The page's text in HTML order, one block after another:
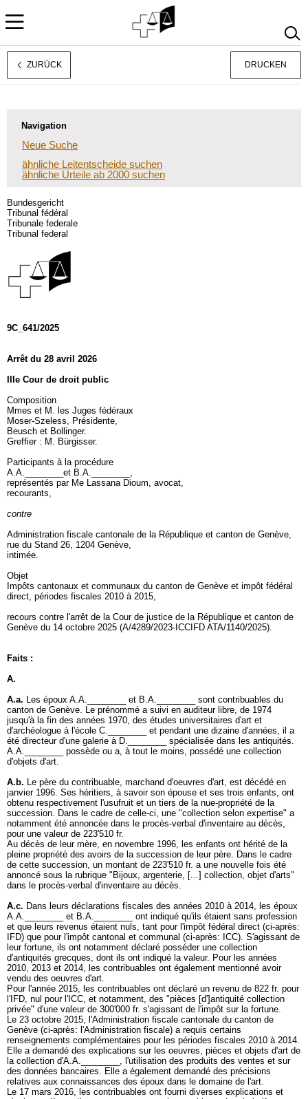
Rechtsprechung
ZURÜCK DRUCKEN
Navigation
Neue Suche
ähnliche Leitentscheide suchen
ähnliche Urteile ab 2000 suchen
Bundesgericht
Tribunal fédéral
Tribunale federale
Tribunal federal
9C_641/2025
Arrêt du 28 avril 2026
IIIe Cour de droit public
Composition
Mmes et M. les Juges fédéraux
Moser-Szeless, Présidente,
Beusch et Bollinger.
Greffier : M. Bürgisser.
Participants à la procédure
A.A.________et B.A.________,
représentés par Me Lassana Dioum, avocat,
recourants,
contre
Administration fiscale cantonale de la République et canton de Genève,
rue du Stand 26, 1204 Genève,
intimée.
Objet
Impôts cantonaux et communaux du canton de Genève et impôt fédéral
direct, périodes fiscales 2010 à 2015,
recours contre l'arrêt de la Cour de justice de la République et canton de
Genève du 14 octobre 2025 (A/4289/2023-ICCIFD ATA/1140/2025).
Faits :
A.
A.a. Les époux A.A.________ et B.A.________ sont contribuables du
canton de Genève. Le prénommé a suivi en auditeur libre, de 1974
jusqu'à la fin des années 1970, des études universitaires d'art et
d'archéologue à l'école C.________ et pendant une dizaine d'années, il a
été directeur d'une galerie à D.________ spécialisée dans les antiquités.
A.A.________ possède ou a, à tout le moins, possédé une collection
d'objets d'art.
A.b. Le père du contribuable, marchand d'oeuvres d'art, est décédé en
janvier 1996. Ses héritiers, à savoir son épouse et ses trois enfants, ont
obtenu respectivement l'usufruit et un tiers de la nue-propriété de la
succession. Dans le cadre de celle-ci, une "collection selon expertise" a
notamment été annoncée dans le procès-verbal d'inventaire au décès,
pour une valeur de 223'510 fr.
Au décès de leur mère, en novembre 1996, les enfants ont hérité de la
pleine propriété des avoirs de la succession de leur père. Dans le cadre
de cette succession, un montant de 223'510 fr. a une nouvelle fois été
annoncé sous la rubrique "Bijoux, argenterie, [...] collection, objet d'arts"
dans le procès-verbal d'inventaire au décès.
A.c. Dans leurs déclarations fiscales des années 2010 à 2014, les époux
A.A.________ et B.A.________ ont indiqué qu'ils étaient sans profession
et que leurs revenus étaient nuls, tant pour l'impôt fédéral direct (ci-après:
IFD) que pour l'impôt cantonal et communal (ci-après: ICC). S'agissant de
leur fortune, ils ont notamment déclaré posséder une collection
d'antiquités grecques, dont ils ont indiqué la valeur. Pour les années
2010, 2013 et 2014, les contribuables ont également mentionné avoir
vendu des oeuvres d'art.
Pour l'année 2015, les contribuables ont déclaré un revenu de 822 fr. pour
l'IFD, nul pour l'ICC, et notamment, des "pièces [d']antiquité collection
privée" d'une valeur de 300'000 fr. s'agissant de l'impôt sur la fortune.
Le 23 octobre 2015, l'Administration fiscale cantonale du canton de
Genève (ci-après: l'Administration fiscale) a requis certains
renseignements complémentaires pour les périodes fiscales 2010 à 2014.
Elle a demandé des explications sur les oeuvres, pièces et objets d'art de
la collection d'A.A.________, l'utilisation des produits des ventes et sur
des données bancaires. Elle a également demandé des précisions
relatives aux connaissances des époux dans le domaine de l'art.
Le 17 mars 2016, les contribuables ont fourni diverses explications et